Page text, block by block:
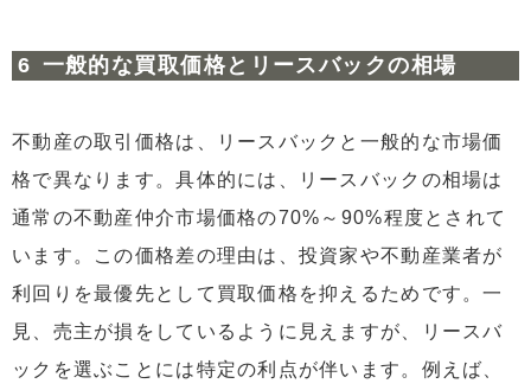
一般的な買取価格とリースバックの相場
不動産の取引価格は、リースバックと一般的な市場価
格で異なります。具体的には、リースバックの相場は
通常の不動産仲介市場価格の70%～90%程度とされて
います。この価格差の理由は、投資家や不動産業者が
利回りを最優先として買取価格を抑えるためです。一
見、売主が損をしているように見えますが、リースバ
ックを選ぶことには特定の利点が伴います。例えば、